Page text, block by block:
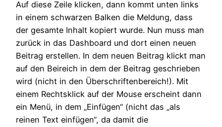
Auf diese Zeile klicken, dann kommt unten links
in einem schwarzen Balken die Meldung, dass
der gesamte Inhalt kopiert wurde. Nun muss man
zurück in das Dashboard und dort einen neuen
Beitrag erstellen. In dem neuen Beitrag klickt man
auf den Beireich in dem der Beitrag geschrieben
wird (nicht in den Überschriftenbereich!). Mit
einem Rechtsklick auf der Mouse erscheint dann
ein Menü, in dem „Einfügen“ (nicht das „als
reinen Text einfügen“, da damit die